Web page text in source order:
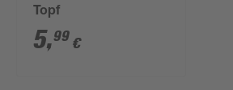
Topf
5,99 €